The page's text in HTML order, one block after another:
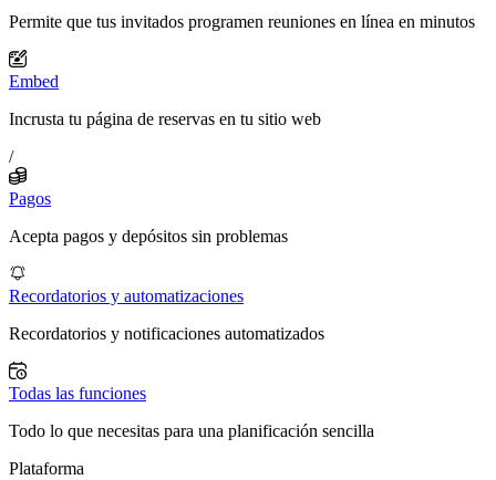
Permite que tus invitados programen reuniones en línea en minutos
Embed
Incrusta tu página de reservas en tu sitio web
/
Pagos
Acepta pagos y depósitos sin problemas
Recordatorios y automatizaciones
Recordatorios y notificaciones automatizados
Todas las funciones
Todo lo que necesitas para una planificación sencilla
Plataforma